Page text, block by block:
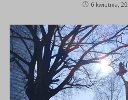
6 kwietnia,